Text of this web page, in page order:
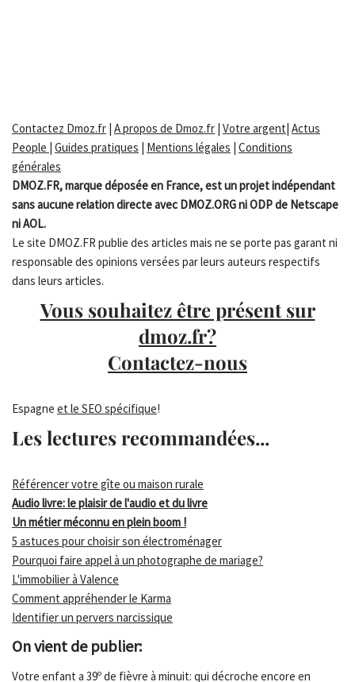
Contactez Dmoz.fr | A propos de Dmoz.fr | Votre argent| Actus
People | Guides pratiques | Mentions légales | Conditions
générales
DMOZ.FR, marque déposée en France, est un projet indépendant
sans aucune relation directe avec DMOZ.ORG ni ODP de Netscape
ni AOL.
Le site DMOZ.FR publie des articles mais ne se porte pas garant ni
responsable des opinions versées par leurs auteurs respectifs
dans leurs articles.
Vous souhaitez être présent sur
dmoz.fr?
Contactez-nous
Espagne et le SEO spécifique!
Les lectures recommandées...
Référencer votre gîte ou maison rurale
Audio livre: le plaisir de l'audio et du livre
Un métier méconnu en plein boom !
5 astuces pour choisir son électroménager
Pourquoi faire appel à un photographe de mariage?
L'immobilier à Valence
Comment appréhender le Karma
Identifier un pervers narcissique
On vient de publier:
Votre enfant a 39º de fièvre à minuit: qui décroche encore en